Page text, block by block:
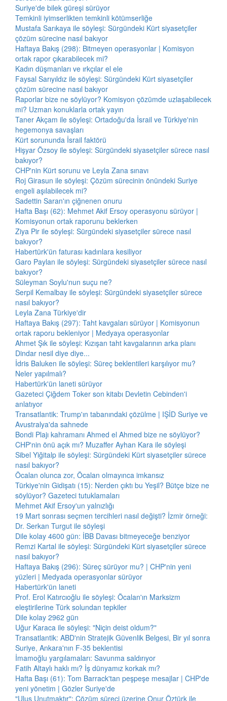
Suriye'de bilek güreşi sürüyor
Temkinli iyimserlikten temkinli kötümserliğe
Mustafa Sarıkaya ile söyleşi: Sürgündeki Kürt siyasetçiler
çözüm sürecine nasıl bakıyor
Haftaya Bakış (298): Bitmeyen operasyonlar | Komisyon
ortak rapor çıkarabilecek mi?
Kadın düşmanları ve ırkçılar el ele
Faysal Sarıyıldız ile söyleşi: Sürgündeki Kürt siyasetçiler
çözüm sürecine nasıl bakıyor
Raporlar bize ne söylüyor? Komisyon çözümde uzlaşabilecek
mi? Uzman konuklarla ortak yayın
Taner Akçam ile söyleşi: Ortadoğu'da İsrail ve Türkiye'nin
hegemonya savaşları
Kürt sorununda İsrail faktörü
Hişyar Özsoy ile söyleşi: Sürgündeki siyasetçiler sürece nasıl
bakıyor?
CHP'nin Kürt sorunu ve Leyla Zana sınavı
Roj Girasun ile söyleşi: Çözüm sürecinin önündeki Suriye
engeli aşılabilecek mi?
Sadettin Saran'ın çiğnenen onuru
Hafta Başı (62): Mehmet Akif Ersoy operasyonu sürüyor |
Komisyonun ortak raporunu beklerken
Ziya Pir ile söyleşi: Sürgündeki siyasetçiler sürece nasıl
bakıyor?
Habertürk'ün faturası kadınlara kesiliyor
Garo Paylan ile söyleşi: Sürgündeki siyasetçiler sürece nasıl
bakıyor?
Süleyman Soylu'nun suçu ne?
Serpil Kemalbay ile söyleşi: Sürgündeki siyasetçiler sürece
nasıl bakıyor?
Leyla Zana Türkiye'dir
Haftaya Bakış (297): Taht kavgaları sürüyor | Komisyonun
ortak raporu bekleniyor | Medyaya operasyonlar
Ahmet Şık ile söyleşi: Kızışan taht kavgalarının arka planı
Dindar nesil diye diye...
İdris Baluken ile söyleşi: Süreç beklentileri karşılıyor mu?
Neler yapılmalı?
Habertürk'ün laneti sürüyor
Gazeteci Çiğdem Toker son kitabı Devletin Cebinden'i
anlatıyor
Transatlantik: Trump'ın tabanındaki çözülme | IŞİD Suriye ve
Avustralya'da sahnede
Bondi Plajı kahramanı Ahmed el Ahmed bize ne söylüyor?
CHP'nin önü açık mı? Muzaffer Ayhan Kara ile söyleşi
Sibel Yiğitalp ile söyleşi: Sürgündeki Kürt siyasetçiler sürece
nasıl bakıyor?
Öcalan olunca zor, Öcalan olmayınca imkansız
Türkiye'nin Gidişatı (15): Nerden çıktı bu Yeşil? Bütçe bize ne
söylüyor? Gazeteci tutuklamaları
Mehmet Akif Ersoy'un yalnızlığı
19 Mart sonrası seçmen tercihleri nasıl değişti? İzmir örneği:
Dr. Serkan Turgut ile söyleşi
Dile kolay 4600 gün: İBB Davası bitmeyeceğe benziyor
Remzi Kartal ile söyleşi: Sürgündeki Kürt siyasetçiler sürece
nasıl bakıyor?
Haftaya Bakış (296): Süreç sürüyor mu? | CHP'nin yeni
yüzleri | Medyada operasyonlar sürüyor
Habertürk'ün laneti
Prof. Erol Katırcıoğlu ile söyleşi: Öcalan'ın Marksizm
eleştirilerine Türk solundan tepkiler
Dile kolay 2962 gün
Uğur Karaca ile söyleşi: "Niçin deist oldum?"
Transatlantik: ABD'nin Stratejik Güvenlik Belgesi, Bir yıl sonra
Suriye, Ankara'nın F-35 beklentisi
İmamoğlu yargılamaları: Savunma saldırıyor
Fatih Altaylı haklı mı? İş dünyamız korkak mı?
Hafta Başı (61): Tom Barrack'tan peşpeşe mesajlar | CHP'de
yeni yönetim | Gözler Suriye'de
"Ulus Unutmaktır": Çözüm süreci üzerine Onur Öztürk ile